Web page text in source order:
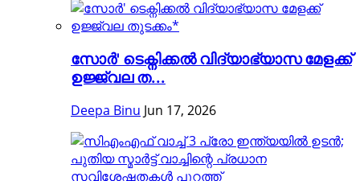
സോർ' ടെക്നിക്കൽ വിദ്യാഭ്യാസ മേളക്ക്
ഉജ്ജ്വല ത...
Deepa Binu Jun 17, 2026